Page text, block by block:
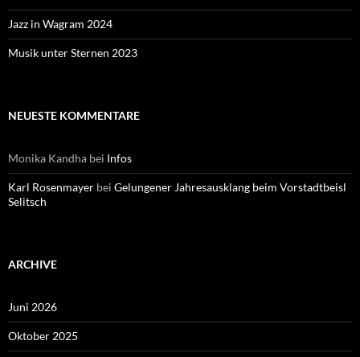
Jazz in Wagram 2024
Musik unter Sternen 2023
NEUESTE KOMMENTARE
Monika Kandha bei Infos
Karl Rosenmayer bei Gelungener Jahresausklang beim Vorstadtbeisl
Selitsch
ARCHIVE
Juni 2026
Oktober 2025